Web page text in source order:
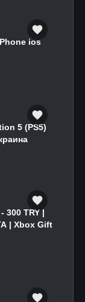
ios
5 (PS5)
300 TRY |
| Xbox Gift